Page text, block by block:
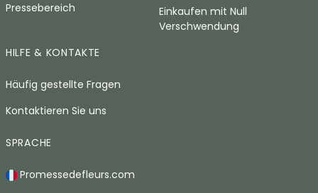
Pressebereich
Einkaufen mit Null
Verschwendung
HILFE & KONTAKTE
Häufig gestellte Fragen
Kontaktieren Sie uns
SPRACHE
Promessedefleurs.com